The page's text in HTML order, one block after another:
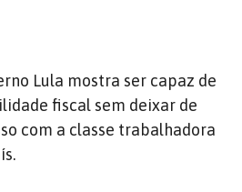
Lula mostra ser capaz de
fiscal sem deixar de
com a classe trabalhadora